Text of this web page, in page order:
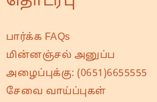
பார்க்க FAQs
மின்னஞ்சல் அனுப்ப
அழைப்புக்கு: (0651)6655555
சேவை வாய்ப்புகள்